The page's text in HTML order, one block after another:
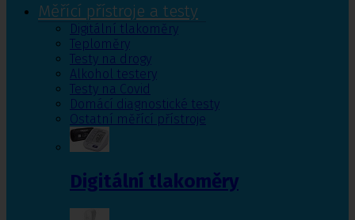
Měřící přístroje a testy
Digitální tlakoměry
Teploměry
Testy na drogy
Alkohol testery
Testy na Covid
Domácí diagnostické testy
Ostatní měřící přístroje
Digitální tlakoměry